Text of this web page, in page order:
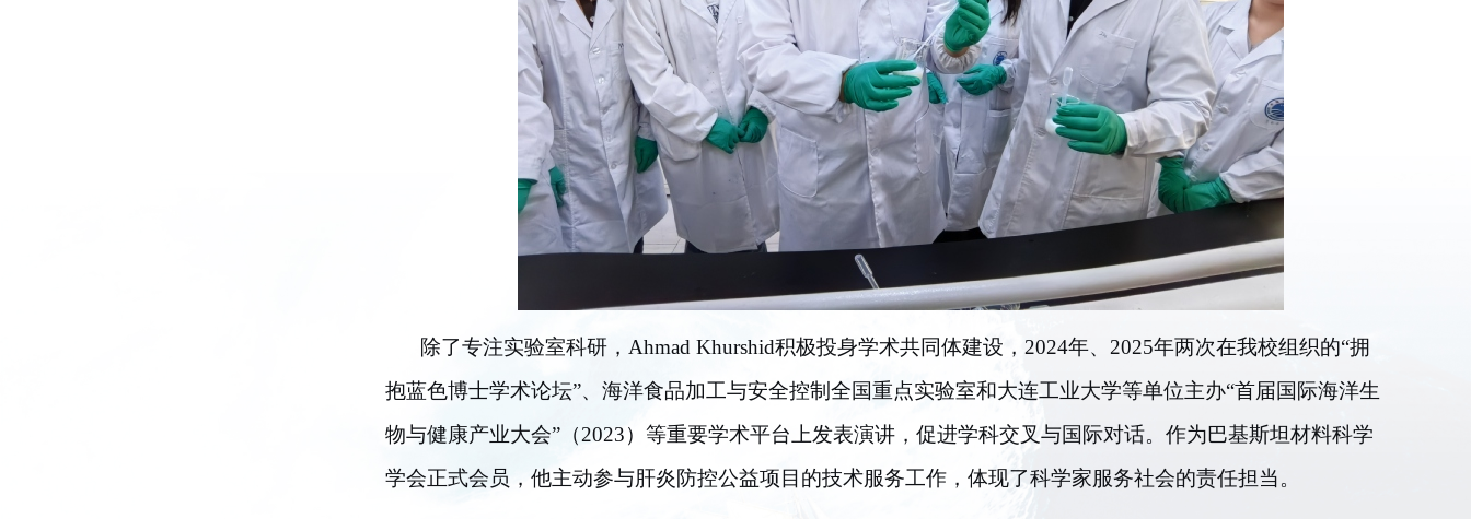
除了专注实验室科研，Ahmad Khurshid积极投身学术共同体建设，2024年、2025年两次在我校组织的“拥
抱蓝色博士学术论坛”、海洋食品加工与安全控制全国重点实验室和大连工业大学等单位主办“首届国际海洋生
物与健康产业大会”（2023）等重要学术平台上发表演讲，促进学科交叉与国际对话。作为巴基斯坦材料科学
学会正式会员，他主动参与肝炎防控公益项目的技术服务工作，体现了科学家服务社会的责任担当。